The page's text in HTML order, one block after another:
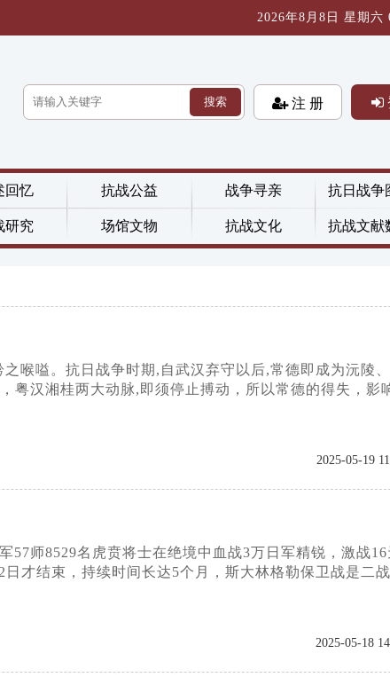
2026年8月8日 星期六
搜索 注 册
回忆 抗战公益 战争寻亲 抗日战争
研究 场馆文物 抗战文化 抗战文献
喉嗌。抗日战争时期,自武汉弃守以后,常德即成为沅陵
粤汉湘桂两大动脉,即须停止搏动，所以常德的得失，影
2025-05-19
57师8529名虎贲将士在绝境中血战3万日军精锐，激战16
才结束，持续时间长达5个月，斯大林格勒保卫战是二
2025-05-18